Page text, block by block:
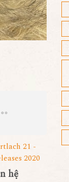
21 -
2020
hệ